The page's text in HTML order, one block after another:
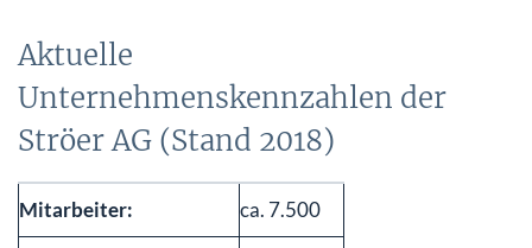
Aktuelle
Unternehmenskennzahlen der
Ströer AG (Stand 2018)
Mitarbeiter: ca. 7.500